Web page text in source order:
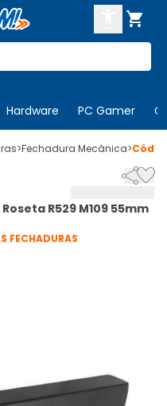

Hardware PC Gamer
SE
>Fechadura Mecânica>

R529 M109 55mm
FECHADURAS